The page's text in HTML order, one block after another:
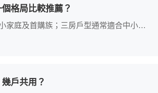
格局比較推薦？
家庭及首購族；三房戶型通常適合中小家
戶共用？